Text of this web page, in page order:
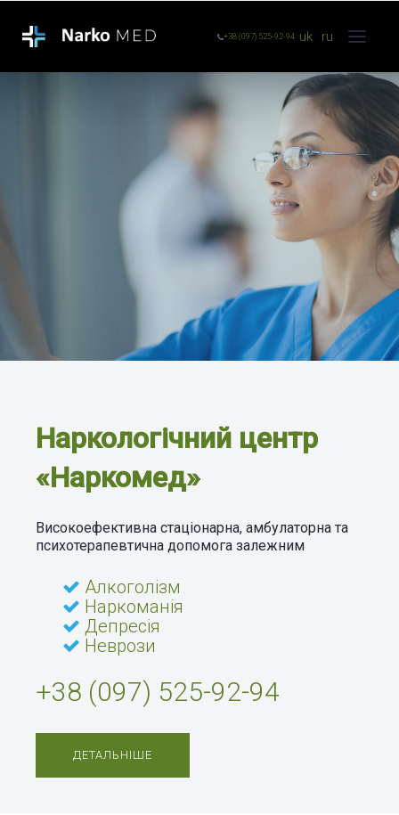
+38 (097) 525-92-94 uk ru
Наркологічний центр
«Наркомед»
Високоефективна стаціонарна, амбулаторна та
психотерапевтична допомога залежним
Алкоголізм
Наркоманія
Депресія
Неврози
+38 (097) 525-92-94
ДЕТАЛЬНІШЕ
Наркологічний центр
«Наркомед»
Високоефективна стаціонарна, амбулаторна та
Алкоголізм
Депресія
Неврози
+38 (097) 525-92-94